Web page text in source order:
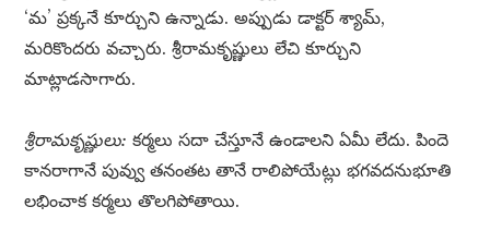
‘మ’ ప్రక్కనే కూర్చుని ఉన్నాడు. అప్పుడు డాక్టర్ శ్యామ్,
మరికొందరు వచ్చారు. శ్రీరామకృష్ణులు లేచి కూర్చుని
మాట్లాడసాగారు.
శ్రీరామకృష్ణులు: కర్మలు సదా చేస్తూనే ఉండాలని ఏమీ లేదు. పిందె
కానరాగానే పువ్వు తనంతట తానే రాలిపోయేట్లు భగవదనుభూతి
లభించాక కర్మలు తొలగిపోతాయి.